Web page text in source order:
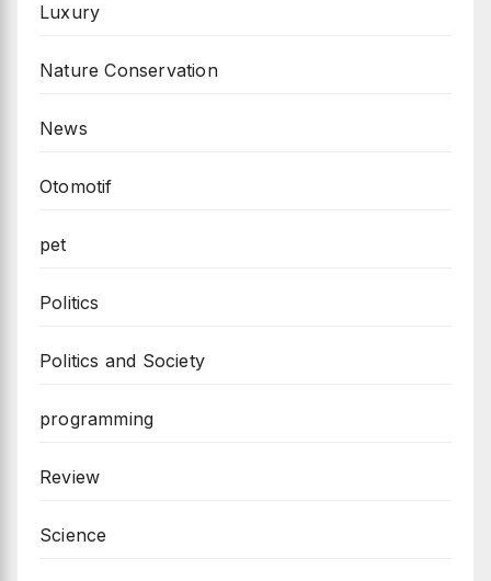
Luxury
Nature Conservation
News
Otomotif
pet
Politics
Politics and Society
programming
Review
Science